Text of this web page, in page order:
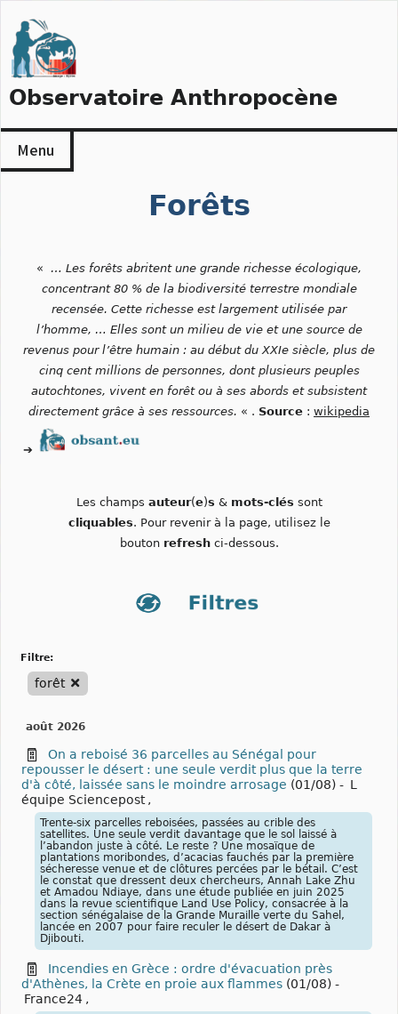
to
content
Observatoire Anthropocène
Menu
Forêts
«
… Les forêts abritent une grande richesse écologique,
concentrant 80 % de la biodiversité terrestre mondiale
recensée. Cette richesse est largement utilisée par
l’homme, … Elles sont un milieu de vie et une source de
revenus pour l’être humain : au début du XXIe siècle, plus de
cinq cent millions de personnes, dont plusieurs peuples
autochtones, vivent en forêt ou à ses abords et subsistent
directement grâce à ses ressources. « . Source : wikipedia
➔
Les champs auteur(e)s & mots-clés sont
cliquables. Pour revenir à la page, utilisez le
bouton refreshci-dessous.
filtre:
forêt
août 2026
On a reboisé 36 parcelles au Sénégal pour
repousser le désert : une seule verdit plus que la terre
d'à côté, laissée sans le moindre arrosage (01/08) - L
équipe Sciencepost ,
Trente-six parcelles reboisées, passées au crible des
satellites. Une seule verdit davantage que le sol laissé à
l’abandon juste à côté. Le reste ? Une mosaïque de
plantations moribondes, d’acacias fauchés par la première
sécheresse venue et de clôtures percées par le bétail. C’est
le constat que dressent deux chercheurs, Annah Lake Zhu
et Amadou Ndiaye, dans une étude publiée en juin 2025
dans la revue scientifique Land Use Policy, consacrée à la
section sénégalaise de la Grande Muraille verte du Sahel,
lancée en 2007 pour faire reculer le désert de Dakar à
Djibouti.
Incendies en Grèce : ordre d'évacuation près
d'Athènes, la Crète en proie aux flammes (01/08) -
France24 ,